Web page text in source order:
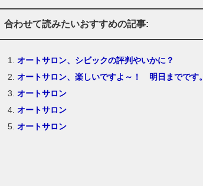
合わせて読みたいおすすめの記事:
オートサロン、シビックの評判やいかに？
オートサロン、楽しいですよ～！ 明日までです。
オートサロン
オートサロン
オートサロン